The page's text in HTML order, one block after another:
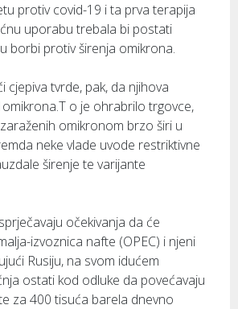
protiv covid-19 i ta prva terapija
uporabu trebala bi postati
borbi protiv širenja omikrona.
cjepiva tvrde, pak, da njihova
o je ohrabrilo trgovce,
omikronom brzo širi u
neke vlade uvode restriktivne
širenje te varijante
očekivanja da će
izvoznica nafte (OPEC) i njeni
Rusiju, na svom idućem
ostati kod odluke da povećavaju
za 400 tisuća barela dnevno